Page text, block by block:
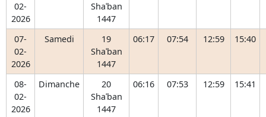
02-
2026
Shaʿban
1447
07-
02-
2026
Samedi
19
Shaʿban
1447
06:17 07:54 12:59 15:40
08-
02-
2026
Dimanche
20
Shaʿban
1447
06:16 07:53 12:59 15:41